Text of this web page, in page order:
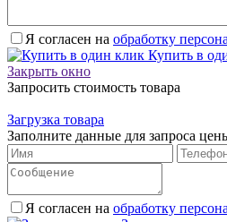
Я согласен на обработку
Купить в
Закрыть окно
Запросить стоимость товара
Загрузка товара
Заполните данные для запроса
Я согласен на обработку